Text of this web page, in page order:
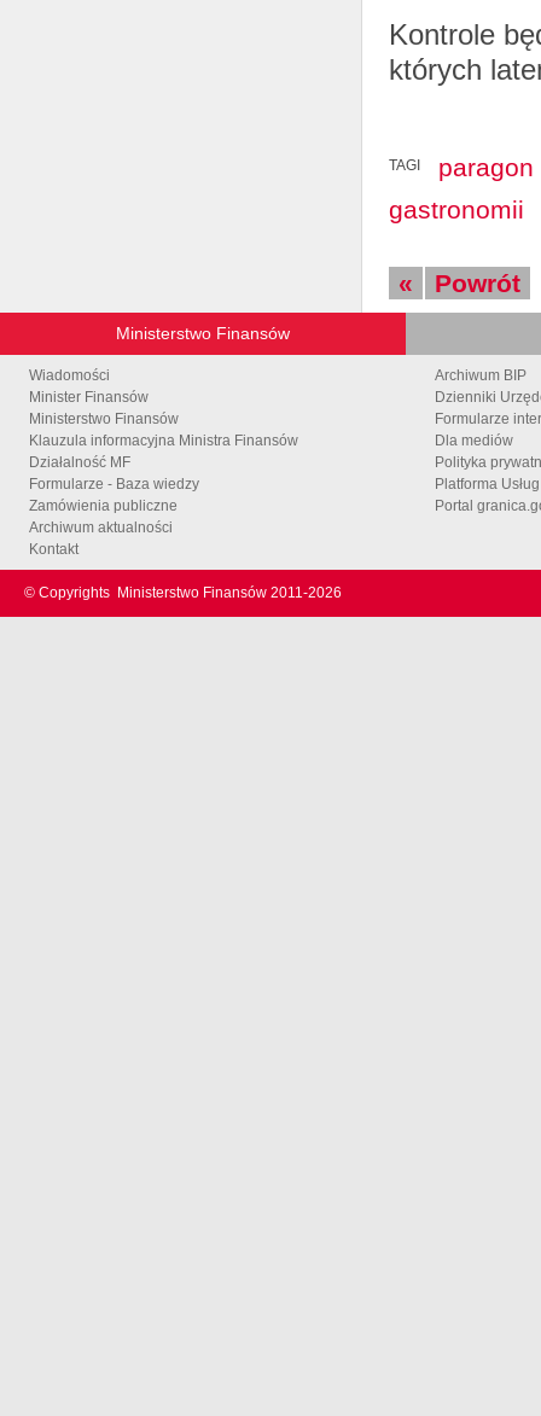
Kontrole
których
TAGI
paragon
gastronomii
« Powrót
Ministerstwo Finansów
Wiadomości
Minister Finansów
Ministerstwo Finansów
Klauzula informacyjna Ministra Finansów
Działalność MF
Formularze - Baza wiedzy
Zamówienia publiczne
Archiwum aktualności
Kontakt
Archiwum BIP
Dzienniki
Formularze
Dla mediów
Polityka
Platforma
Portal
© Copyrights Ministerstwo Finansów 2011-2026